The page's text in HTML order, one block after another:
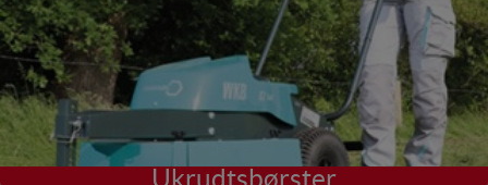
Ukrudtsbørster